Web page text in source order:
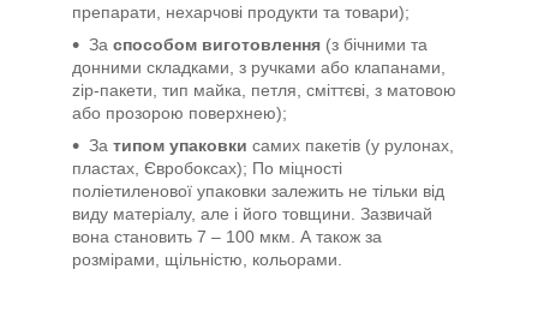
препарати, нехарчові продукти та товари);
За способом виготовлення (з бічними та
донними складками, з ручками або клапанами,
zip-пакети, тип майка, петля, сміттєві, з матовою
або прозорою поверхнею);
За типом упаковки самих пакетів (у рулонах,
пластах, Євробоксах); По міцності
поліетиленової упаковки залежить не тільки від
виду матеріалу, але і його товщини. Зазвичай
вона становить 7 – 100 мкм. А також за
розмірами, щільністю, кольорами.